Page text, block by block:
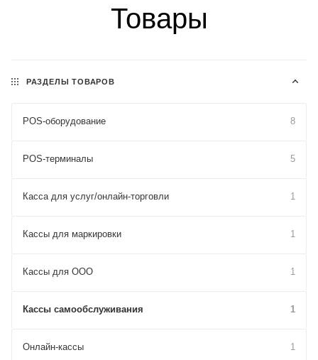
Товары
РАЗДЕЛЫ ТОВАРОВ
POS-оборудование 8
POS-терминалы 5
Касса для услуг/онлайн-торговли 1
Кассы для маркировки 1
Кассы для ООО 1
Кассы самообслуживания 1
Онлайн-кассы 1